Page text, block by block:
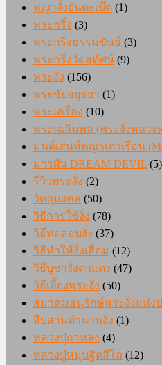
พญางั่งยันตะเบ๊ด (1)
พระกริ่ง (3)
พระกริ่งธรรมขันธ์ (3)
พระกริ่งวัดสุทัศน์ (9)
พระงั่ง (156)
พระชัยอยุธยา (1)
พระเครื่อง (10)
พระเฉลิมพล (พระงั่งหลวง
มนต์เสน่ห์พญาเต่าเรือน
มารฝัน DREAM DEVIL (5)
รีวิวพระงั่ง (2)
วัตถุมงคล (50)
วิธีการใช้งั่ง (78)
วิธีทดสอบงั่ง (37)
วิธีทำให้งั่งเสื่อม (12)
วิธีบูชางั่งตาแดง (47)
วิธีเลี้ยงพระงั่ง (50)
สมาคมอนุรักษ์พระงั่งแห่ง
สืบสานตำนานงั่ง (1)
หลวงปู่กาหลง (4)
หลวงปู่หมุนฐิตสีโล (12)